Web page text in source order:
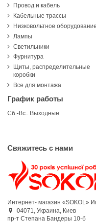
Провод и кабель
Кабельные трассы
Низковольтное оборудование
Лампы
Светильники
Фурнитура
Щиты, распределительные
коробки
Все для монтажа
График работы
Сб.-Вс.: Выходные
Свяжитесь с нами
Интернет- магазин «SOKOL»
04071, Украина, Киев
пр-т Степана Бандеры 10-б